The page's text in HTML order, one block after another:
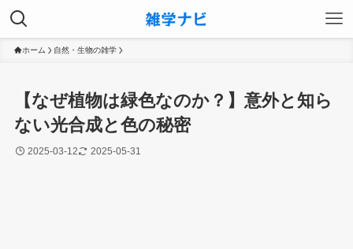
ホーム 自然・生物の雑学
【なぜ植物は緑色なのか？】意外と知ら
ない光合成と色の秘密
2025-03-12 2025-05-31